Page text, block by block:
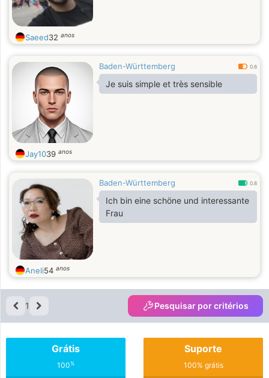
Saeed32 anos
Baden-Württemberg 0.6
Je suis simple et très sensible
Jay1039 anos
Baden-Württemberg 0.8
Ich bin eine schöne und interessante
Frau
Aneli54 anos
1 Pesquisar por critérios
Grátis
100%
Suporte
100% grátis